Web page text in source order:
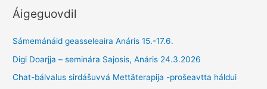
Áigeguovdil
Sámemánáid geasseleaira Anáris 15.-17.6.
Digi Doarjja – seminára Sajosis, Anáris 24.3.2026
Chat-bálvalus sirdášuvvá Mettäterapija -prošeavtta háldui